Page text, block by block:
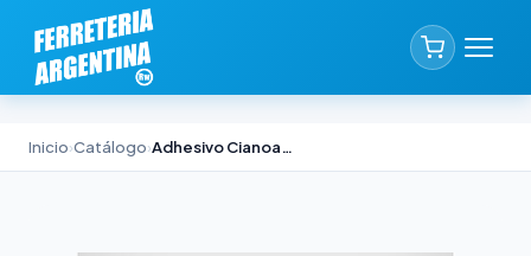
Inicio›Catálogo› Adhesivo Cianoacrilato La Gotita Akapol x 10ml